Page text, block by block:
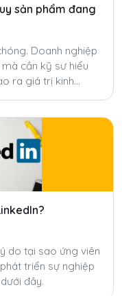
sản phẩm đang
Doanh nghiệp
cần kỹ sư hiểu
ra giá trị kinh
do tại sao ứng viên
triển sự nghiệp
đây.